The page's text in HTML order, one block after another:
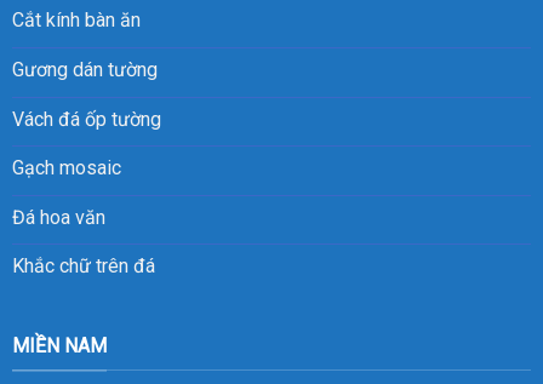
Cắt kính bàn ăn
Gương dán tường
Vách đá ốp tường
Gạch mosaic
Đá hoa văn
Khắc chữ trên đá
MIỀN NAM